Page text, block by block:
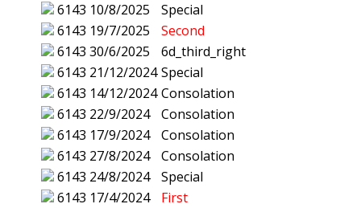
6143 10/8/2025
Special
6143 19/7/2025
Second
6143 30/6/2025
6d_third_right
6143 21/12/2024 Special
6143 14/12/2024 Consolation
6143 22/9/2024
Consolation
6143 17/9/2024
Consolation
6143 27/8/2024
Consolation
6143 24/8/2024
Special
6143 17/4/2024
First